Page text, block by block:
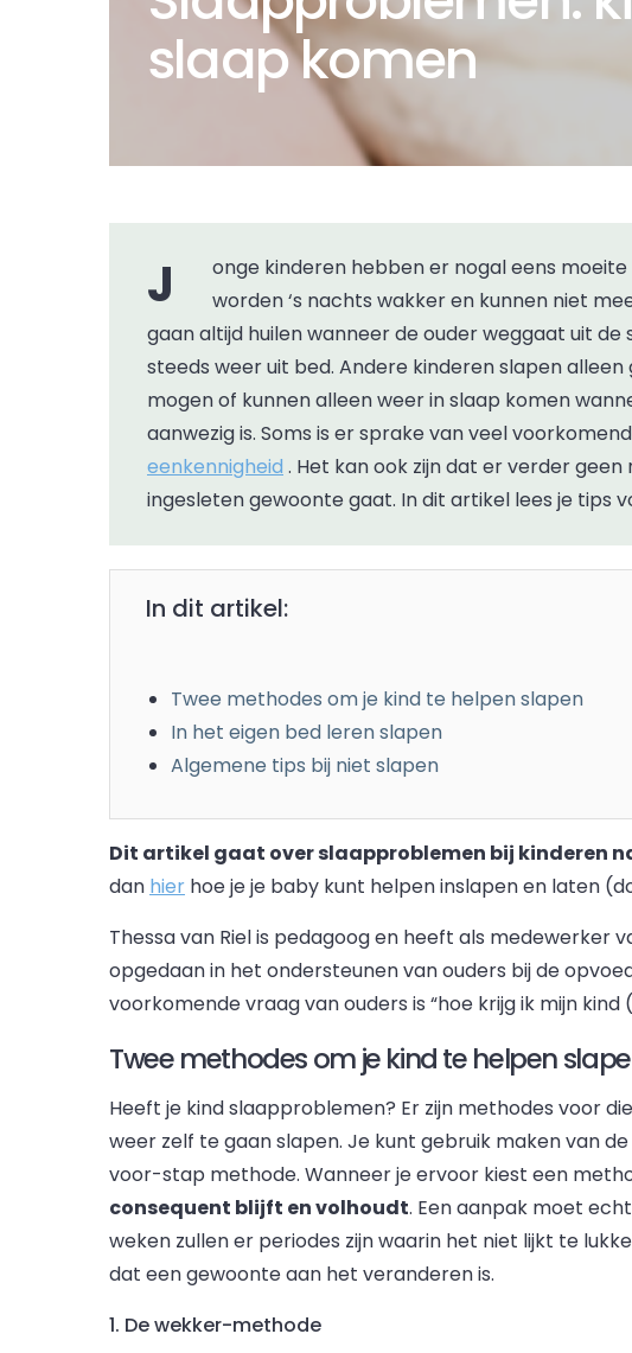
slaap komen
Jonge kinderen hebben er nogal eens moeite mee om zelfstandig in slaap te komen of
worden ‘s nachts wakker en kunnen niet
gaan altijd huilen wanneer de ouder weggaat uit
steeds weer uit bed. Andere kinderen slapen alleen
mogen of kunnen alleen weer in slaap komen
aanwezig is. Soms is er sprake van veel
eenkennigheid . Het kan ook zijn dat er verder
ingesleten gewoonte gaat. In dit artikel lees je tips
In dit artikel:
Twee methodes om je kind te helpen slapen
In het eigen bed leren slapen
Algemene tips bij niet slapen
Dit artikel gaat over slaapproblemen bij kinderen
dan hier hoe je je baby kunt helpen inslapen en laten
Thessa van Riel is pedagoog en heeft als medewerker
opgedaan in het ondersteunen van ouders bij de
voorkomende vraag van ouders is “hoe krijg ik mijn
Twee methodes om je kind te helpen
Heeft je kind slaapproblemen? Er zijn methodes voor
weer zelf te gaan slapen. Je kunt gebruik maken van
voor-stap methode. Wanneer je ervoor kiest een
consequent blijft en volhoudt. Een aanpak moet
weken zullen er periodes zijn waarin het niet lijkt te
dat een gewoonte aan het veranderen is.
1. De wekker-methode